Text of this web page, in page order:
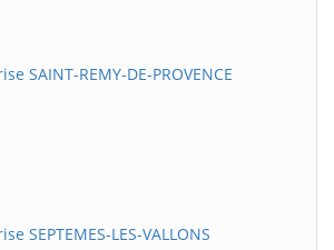
SAINT-REMY-DE-PROVENCE
SEPTEMES-LES-VALLONS